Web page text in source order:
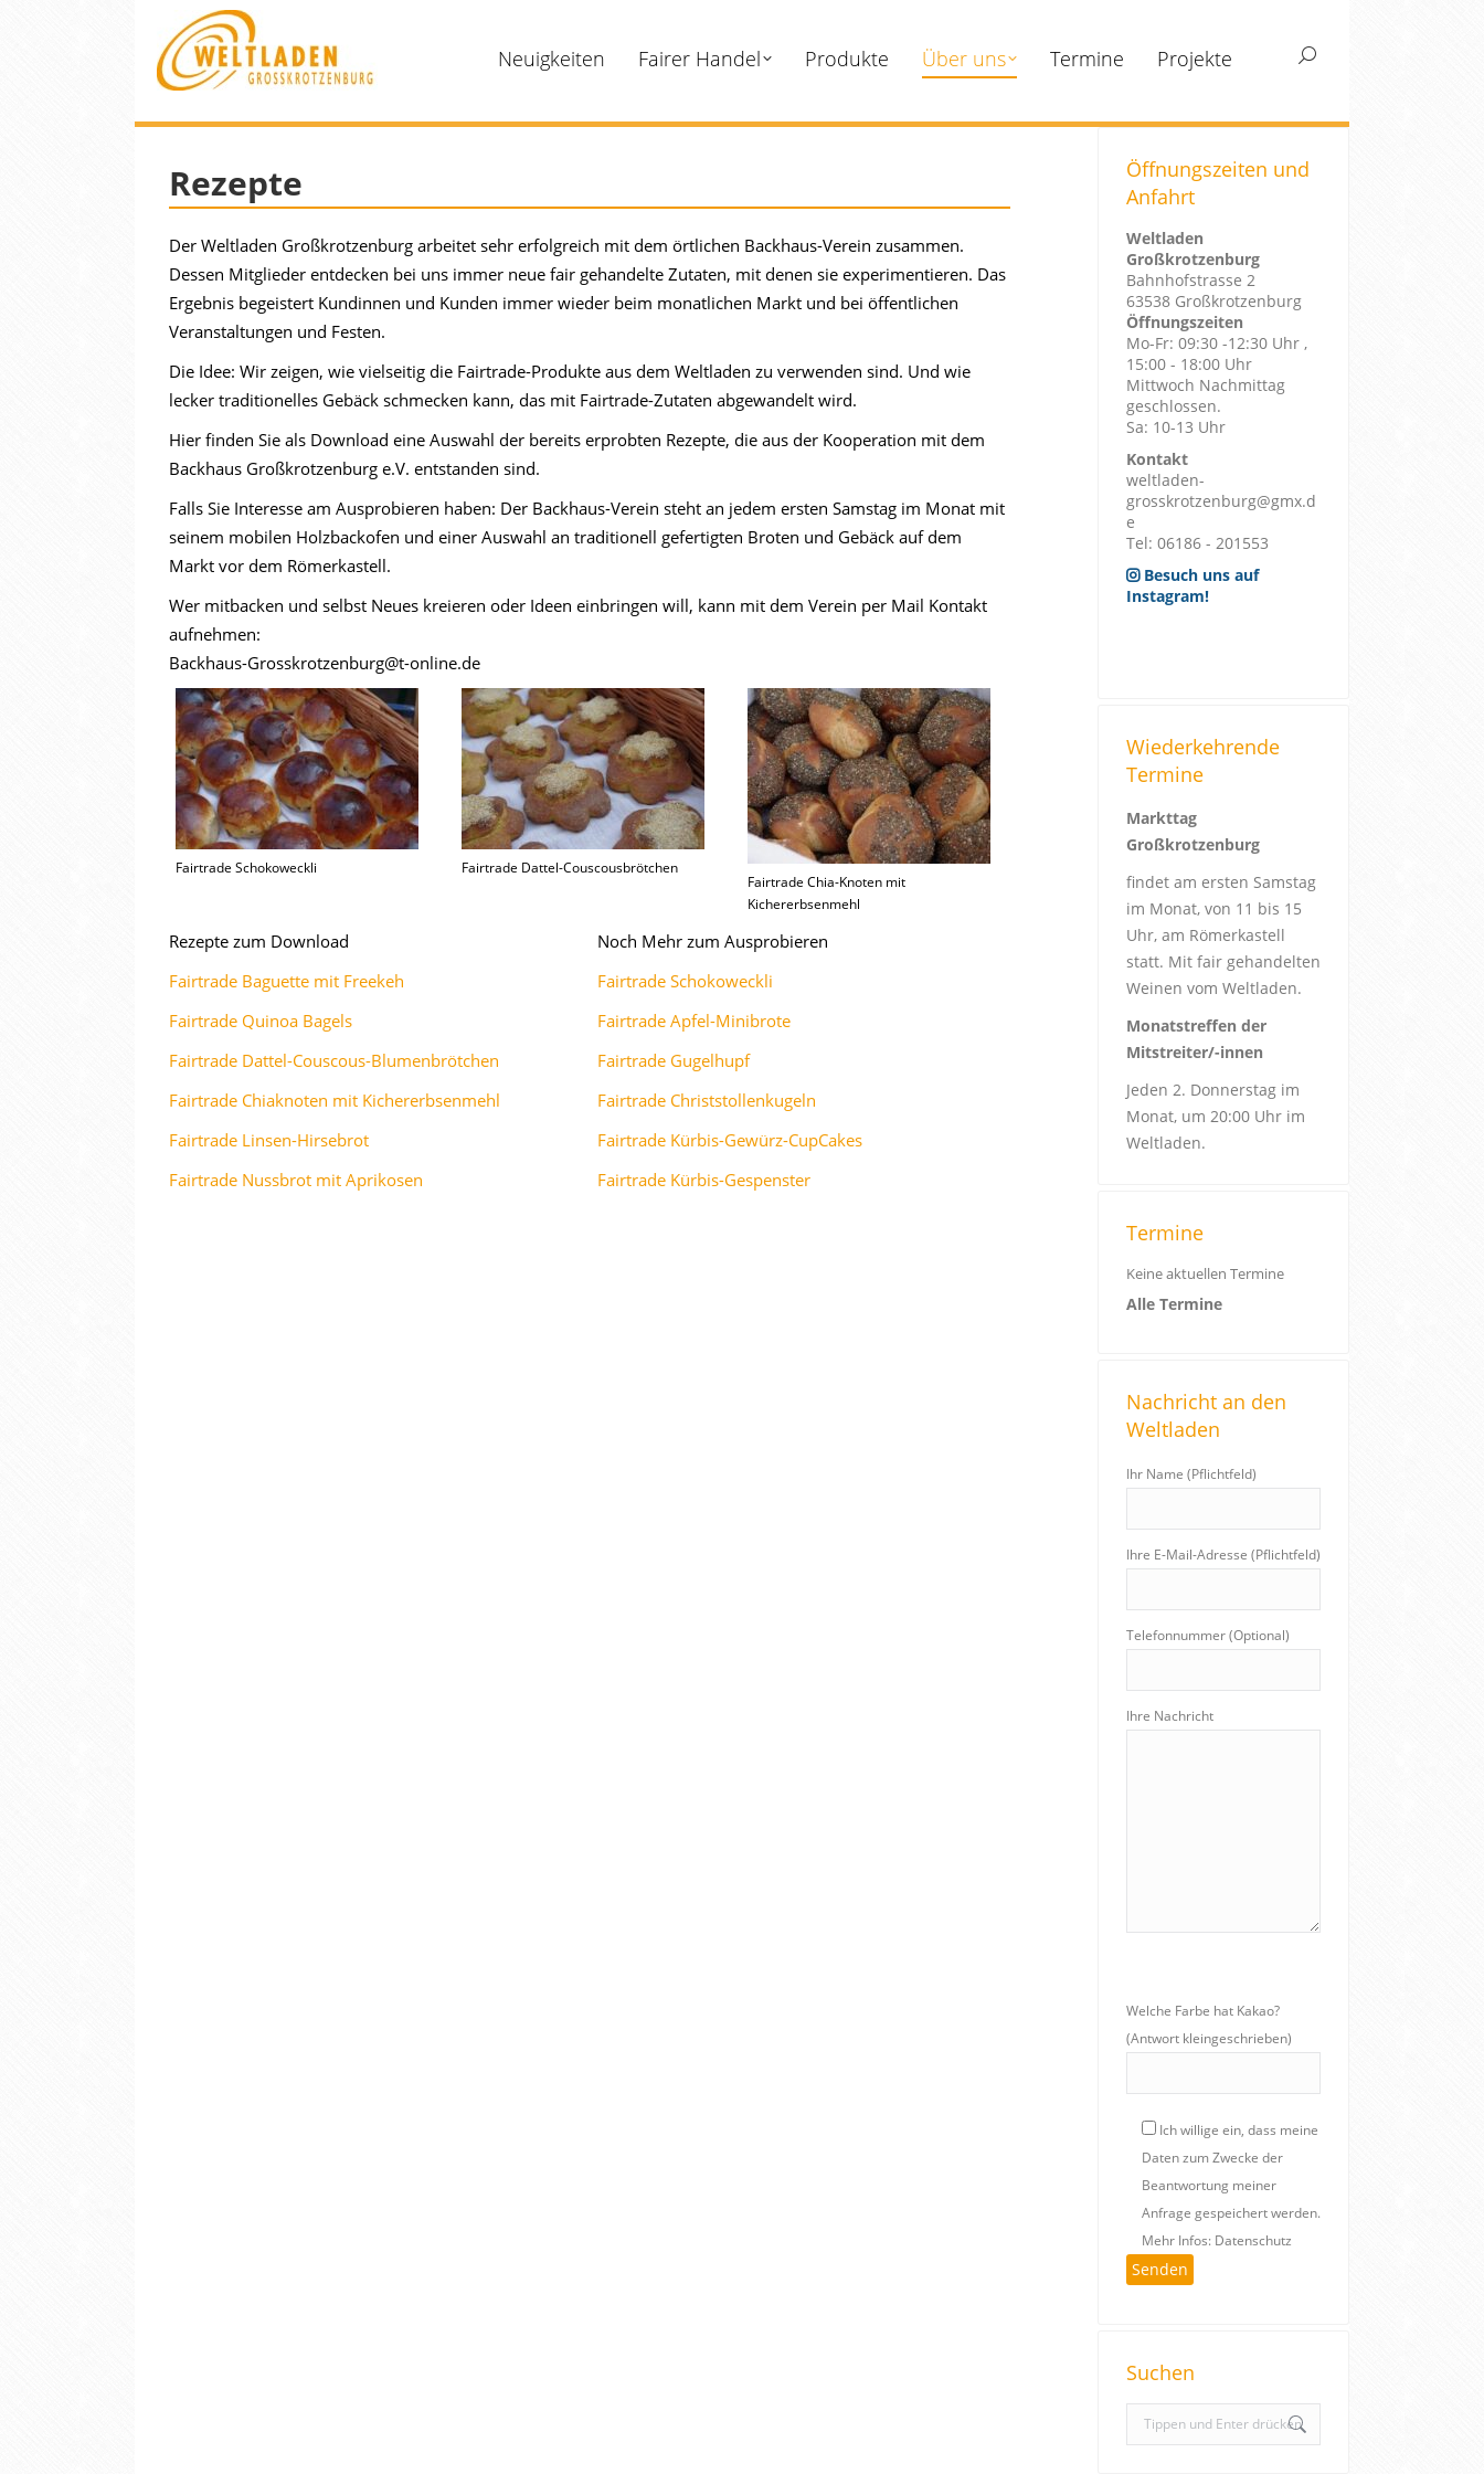
Neuigkeiten Fairer Handel Produkte Über uns Termine Projekte Search:
Rezepte
Der Weltladen Großkrotzenburg arbeitet sehr erfolgreich mit dem örtlichen Backhaus-Verein zusammen.
Dessen Mitglieder entdecken bei uns immer neue fair gehandelte Zutaten, mit denen sie experimentieren. Das
Ergebnis begeistert Kundinnen und Kunden immer wieder beim monatlichen Markt und bei öffentlichen
Veranstaltungen und Festen.
Die Idee: Wir zeigen, wie vielseitig die Fairtrade-Produkte aus dem Weltladen zu verwenden sind. Und wie
lecker traditionelles Gebäck schmecken kann, das mit Fairtrade-Zutaten abgewandelt wird.
Hier finden Sie als Download eine Auswahl der bereits erprobten Rezepte, die aus der Kooperation mit dem
Backhaus Großkrotzenburg e.V. entstanden sind.
Falls Sie Interesse am Ausprobieren haben: Der Backhaus-Verein steht an jedem ersten Samstag im Monat mit
seinem mobilen Holzbackofen und einer Auswahl an traditionell gefertigten Broten und Gebäck auf dem
Markt vor dem Römerkastell.
Wer mitbacken und selbst Neues kreieren oder Ideen einbringen will, kann mit dem Verein per Mail Kontakt
aufnehmen:
Backhaus-Grosskrotzenburg@t-online.de
Fairtrade Schokoweckli Fairtrade Dattel-Couscousbrötchen
Fairtrade Chia-Knoten mit
Kichererbsenmehl
Rezepte zum Download
Fairtrade Baguette mit Freekeh
Fairtrade Quinoa Bagels
Fairtrade Dattel-Couscous-Blumenbrötchen
Fairtrade Chiaknoten mit Kichererbsenmehl
Fairtrade Linsen-Hirsebrot
Fairtrade Nussbrot mit Aprikosen
Noch Mehr zum Ausprobieren
Fairtrade Schokoweckli
Fairtrade Apfel-Minibrote
Fairtrade Gugelhupf
Fairtrade Christstollenkugeln
Fairtrade Kürbis-Gewürz-CupCakes
Fairtrade Kürbis-Gespenster
Öffnungszeiten und
Anfahrt
Weltladen
Großkrotzenburg
Bahnhofstrasse 2
63538 Großkrotzenburg
Öffnungszeiten
Mo-Fr: 09:30 -12:30 Uhr ,
15:00 - 18:00 Uhr
Mittwoch Nachmittag
geschlossen.
Sa: 10-13 Uhr
Kontakt
weltladen-
grosskrotzenburg@gmx.d
e
Tel: 06186 - 201553
Besuch uns auf
Instagram!
Wiederkehrende
Termine
Markttag
Großkrotzenburg
findet am ersten Samstag
im Monat, von 11 bis 15
Uhr, am Römerkastell
statt. Mit fair gehandelten
Weinen vom Weltladen.
Monatstreffen der
Mitstreiter/-innen
Jeden 2. Donnerstag im
Monat, um 20:00 Uhr im
Weltladen.
Termine
Keine aktuellen Termine
Alle Termine
Nachricht an den
Weltladen
Ihr Name (Pflichtfeld)
Ihre E-Mail-Adresse (Pflichtfeld)
Telefonnummer (Optional)
Ihre Nachricht
Welche Farbe hat Kakao?
(Antwort kleingeschrieben)
Ich willige ein, dass meine
Daten zum Zwecke der
Beantwortung meiner
Anfrage gespeichert werden.
Mehr Infos: Datenschutz
Suchen
e